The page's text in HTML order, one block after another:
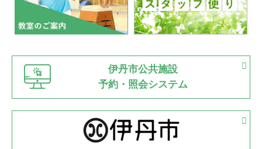
2022.07.03
市内総合体育大会が開始
緑ケ丘体育館 猪名川運動広場
古池運動広場
2022.06.12
県知事杯争奪バレーボール大会が開催
2022.05.05
体育協会長杯 バドミントン競技の部
伊丹市公共施設
予約・照会システム